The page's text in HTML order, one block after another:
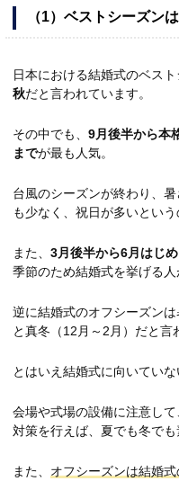
（1） ベストシーズン
日本における結婚式のベス
秋だと言われています。
その中でも、 9月後半から本
までが最も人気。
台風のシーズンが終わり、
も少なく、祝日が多いとい
また、 3月後半から6月はじ
季節のため結婚式を挙げる人
逆に結婚式のオフシーズン
と真冬（12月～2月）だと言
とはいえ結婚式に向いてい
会場や式場の設備に注意し
対策を行えば、夏でも冬で
また、 オフシーズンは結婚